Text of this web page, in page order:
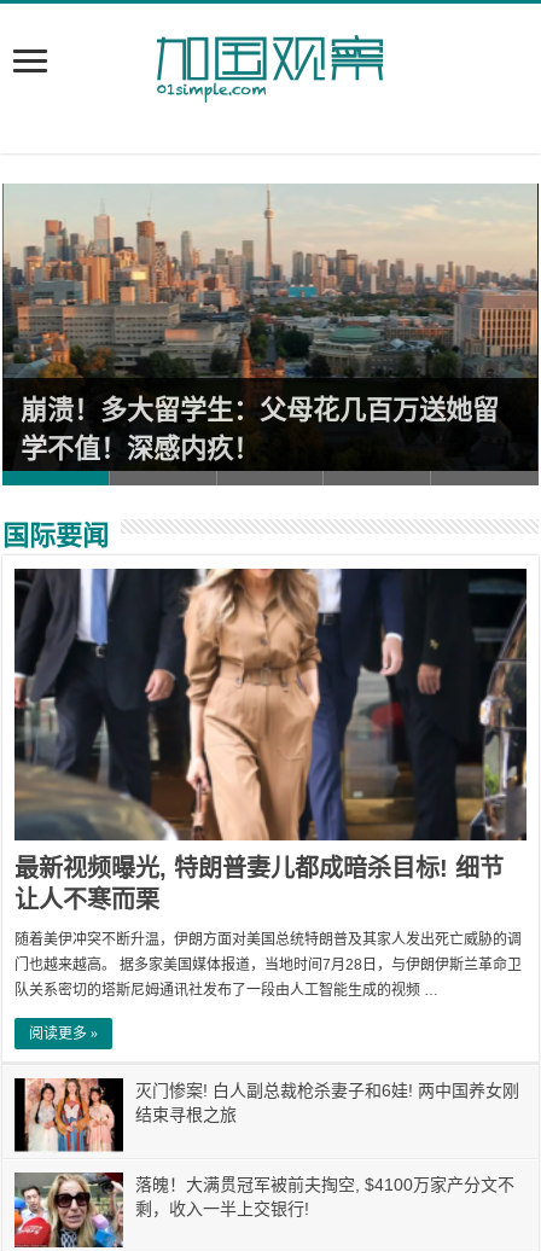
崩溃！多大留学生：父母花几百万送她留
学不值！深感内疚！
国际要闻
最新视频曝光, 特朗普妻儿都成暗杀目标! 细节
让人不寒而栗
随着美伊冲突不断升温，伊朗方面对美国总统特朗普及其家人发出死亡威胁的调
门也越来越高。 据多家美国媒体报道，当地时间7月28日，与伊朗伊斯兰革命卫
队关系密切的塔斯尼姆通讯社发布了一段由人工智能生成的视频 …
阅读更多 »
灭门惨案! 白人副总裁枪杀妻子和6娃! 两中国养女刚
结束寻根之旅
落魄！大满贯冠军被前夫掏空, $4100万家产分文不
剩，收入一半上交银行!